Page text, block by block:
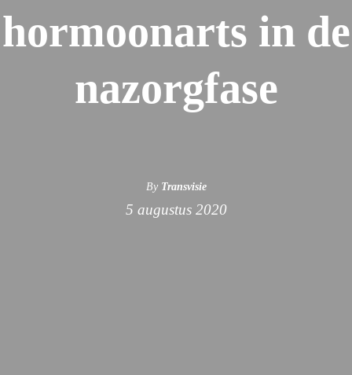
hormoonarts in de
nazorgfase
By Transvisie
5 augustus 2020